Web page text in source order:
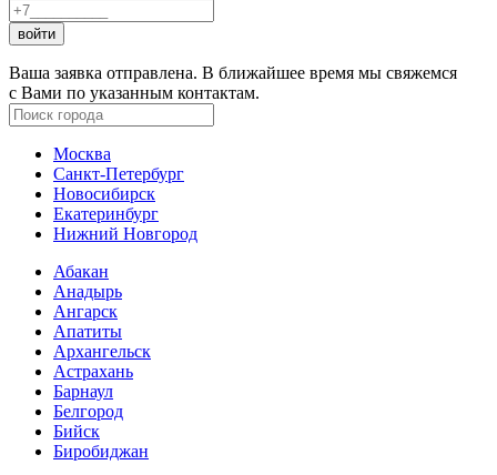
войти
Ваша заявка отправлена. В ближайшее время мы свяжемся
с Вами по указанным контактам.
Москва
Санкт-Петербург
Новосибирск
Екатеринбург
Нижний Новгород
Абакан
Анадырь
Ангарск
Апатиты
Архангельск
Астрахань
Барнаул
Белгород
Бийск
Биробиджан